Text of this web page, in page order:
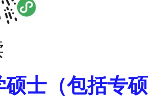
硕士（包括专